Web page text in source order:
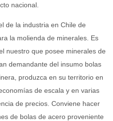
nacional.
de la industria en Chile de
la molienda de minerales. Es
nuestro que posee minerales de
demandante del insumo bolas
produzca en su territorio en
de escala y en varias
de precios. Conviene hacer
de bolas de acero proveniente